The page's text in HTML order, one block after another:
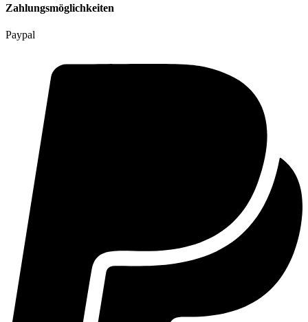
Zahlungsmöglichkeiten
Paypal